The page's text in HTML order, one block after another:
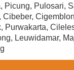
Picung, Pulosari,
Purwakarta,
Leuwidamar,
BEST SELLER